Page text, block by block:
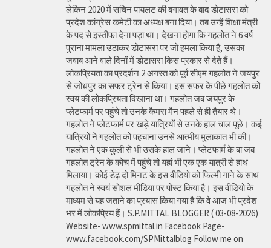
लेकिन 2020 में सचिन पायलट की बगावत के बाद डोटासरा को
प्रदेश कांग्रेस कमेटी का अध्यक्ष बना दिया। तब उन्हें शिक्षा मंत्री
के पद से इस्तीफा देना पड़ा था। देखना होगा कि गहलोत ने 6 वर्ष
पुराना मामला उठाकर डोटासरा पर जो हमला किया है, उसका
जवाब आने वाले दिनों में डोटासरा किस प्रकार से देते हैं।
लोकप्रियता का प्रदर्शन 2 अगस्त को पूर्व सीएम गहलोत ने जयपुर
से जोधपुर का सफर ट्रेन से किया। इस सफर के पीछे गहलोत को
स्वयं की लोकप्रियता दिखाना था। गहलोत जब जयपुर के
प्लेटफार्म पर पहुंचे तो उनके कैमरा मैन पहले से ही तैयार थे।
गहलोत ने प्लेटफार्म पर खड़े यात्रियों से उनके हाल चाल पूछे। कई
यात्रियों ने गहलोत को पहचाना उनसे आत्मीय मुलाकात भी की।
गहलोत ने एक कुली से भी उसके हाल जाने। प्लेटफार्म के बा जब
गहलोत ट्रेन के कोच में पहुंचे तो यहां भी एक एक यात्री से हाथ
मिलाया। कोई डेढ़ दो मिनट के इस वीडियो को फिल्मी गाने के साथ
गहलोत ने स्वयं सोशल मीडिया पर पोस्ट किया है। इस वीडियो के
माध्यम से यह जताने का प्रयास किया गया है कि वे आज भी प्रदेश
भर में लोकप्रिय हैं। S.P.MITTAL BLOGGER ( 03-08-2026)
Website- www.spmittal.in Facebook Page-
www.facebook.com/SPMittalblog Follow me on